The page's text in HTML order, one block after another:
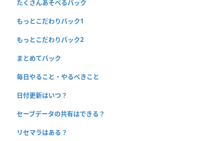
たくさんあそべるパック
もっとこだわりパック1
もっとこだわりパック2
まとめてパック
毎日やること・やるべきこと
日付更新はいつ？
セーブデータの共有はできる？
リセマラはある？